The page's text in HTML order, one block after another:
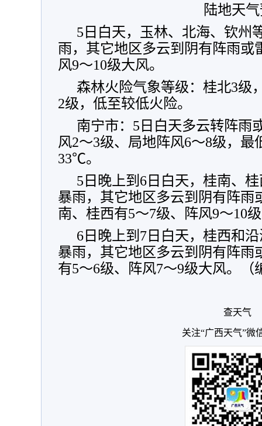
陆地天
5日白天，玉林、北海、钦州
雨，其它地区多云到阴有阵雨或
风9～10级大风。
森林火险气象等级：桂北3级
2级，低至较低火险。
南宁市：5日白天多云转阵雨
风2～3级、局地阵风6～8级，
33℃。
5日晚上到6日白天，桂南、
暴雨，其它地区多云到阴有阵雨
南、桂西有5～7级、阵风9～10
6日晚上到7日白天，桂西和
暴雨，其它地区多云到阴有阵雨
有5～6级、阵风7～9级大风。（
查天气
关注“广西天气”微